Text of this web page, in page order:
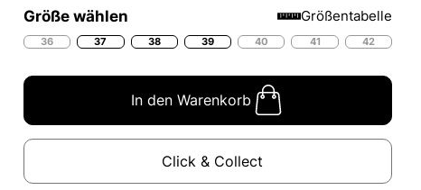
Größe wählen Größentabelle
36 37 38 39 40 41 42
In den Warenkorb
Click & Collect